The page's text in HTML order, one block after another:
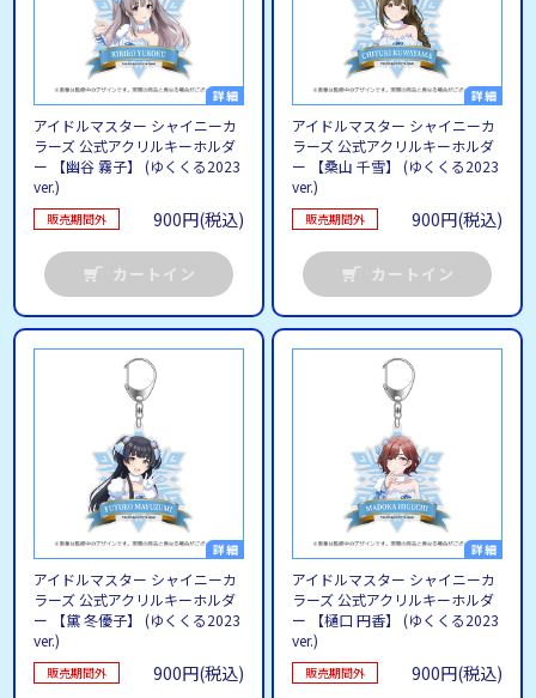
アイドルマスター シャイニーカ
ラーズ 公式アクリルキーホルダ
ー 【幽谷 霧子】 (ゆくくる2023
ver.)
販売期間外 900円(税込)
カートイン
アイドルマスター シャイニーカ
ラーズ 公式アクリルキーホルダ
ー 【桑山 千雪】 (ゆくくる2023
ver.)
販売期間外 900円(税込)
カートイン
アイドルマスター シャイニーカ
ラーズ 公式アクリルキーホルダ
ー 【黛 冬優子】 (ゆくくる2023
ver.)
販売期間外 900円(税込)
アイドルマスター シャイニーカ
ラーズ 公式アクリルキーホルダ
ー 【樋口 円香】 (ゆくくる2023
ver.)
販売期間外 900円(税込)